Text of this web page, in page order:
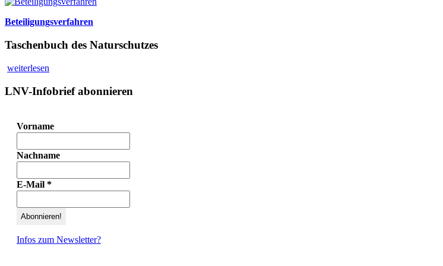
Beteiligungsverfahren
Taschenbuch des Naturschutzes
weiterlesen
LNV-Infobrief abonnieren
Vorname
Nachname
E-Mail *
Infos zum Newsletter?